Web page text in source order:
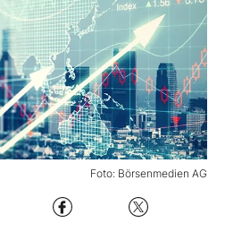
Foto: Börsenmedien AG